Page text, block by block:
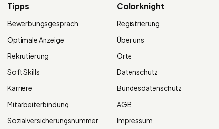
Tipps
Bewerbungsgespräch
Optimale Anzeige
Rekrutierung
Soft Skills
Karriere
Mitarbeiterbindung
Sozialversicherungsnummer
Colorknight
Registrierung
Über uns
Orte
Datenschutz
Bundesdatenschutz
AGB
Impressum